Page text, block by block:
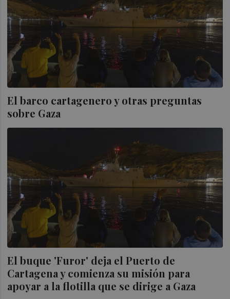
El barco cartagenero y otras preguntas
sobre Gaza
El buque 'Furor' deja el Puerto de
Cartagena y comienza su misión para
apoyar a la flotilla que se dirige a Gaza